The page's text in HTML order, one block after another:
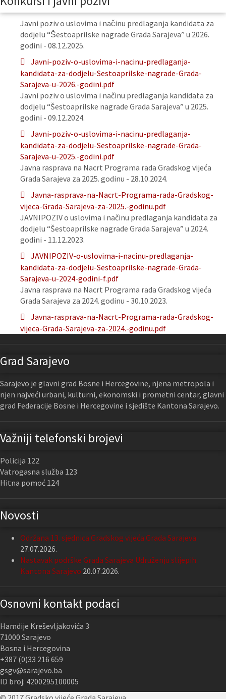
Javni poziv o uslovima i načinu predlaganja kandidata za
dodjelu “Šestoaprilske nagrade Grada Sarajeva” u 2026.
godini - 08.12.2025.
Javni-poziv-o-uslovima-i-nacinu-predlaganja-
kandidata-za-dodjelu-Sestoaprilske-nagrade-Grada-
Sarajeva-u-2026.-godini.pdf
Javni poziv o uslovima i načinu predlaganja kandidata za
dodjelu “Šestoaprilske nagrade Grada Sarajeva” u 2025.
godini - 09.12.2024.
Javni-poziv-o-uslovima-i-nacinu-predlaganja-
kandidata-za-dodjelu-Sestoaprilske-nagrade-Grada-
Sarajeva-u-2025.-godini.pdf
Javna rasprava na Nacrt Programa rada Gradskog vijeća
Grada Sarajeva za 2025. godinu - 28.10.2024.
Javna-rasprava-na-Nacrt-Programa-rada-Gradskog-
vijeca-Grada-Sarajeva-za-2025.-godinu.pdf
JAVNIPOZIV o uslovima i načinu predlaganja kandidata za
dodjelu “Šestoaprilske nagrade Grada Sarajeva” u 2024.
godini - 11.12.2023.
JAVNIPOZIV-o-uslovima-i-nacinu-predlaganja-
kandidata-za-dodjelu-Sestoaprilske-nagrade-Grada-
Sarajeva-u-2024-godini-f.pdf
Javna rasprava na Nacrt Programa rada Gradskog vijeća
Grada Sarajeva za 2024. godinu - 30.10.2023.
Javna-rasprava-na-Nacrt-Programa-rada-Gradskog-
vijeca-Grada-Sarajeva-za-2024.-godinu.pdf
Grad Sarajevo
Sarajevo je glavni grad Bosne i Hercegovine, njena metropola i
njen najveći urbani, kulturni, ekonomski i prometni centar, glavni
grad Federacije Bosne i Hercegovine i sjedište Kantona Sarajevo.
Važniji telefonski brojevi
Policija 122
Vatrogasna služba 123
Hitna pomoć 124
Novosti
Održana 13. sjednica Gradskog vijeća Grada Sarajeva
27.07.2026.
Nastavak podrške Grada Sarajeva Udruženju slijepih
Kantona Sarajevo 20.07.2026.
Osnovni kontakt podaci
Hamdije Kreševljakovića 3
71000 Sarajevo
Bosna i Hercegovina
+387 (0)33 216 659
gsgv@sarajevo.ba
ID broj: 4200295100005